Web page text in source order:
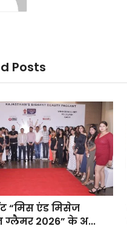
Posts
“मिस एंड मिसेज
ग्लैमर 2026” के अ...